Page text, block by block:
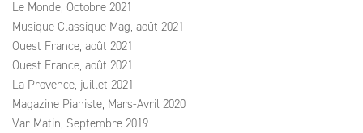
Le Monde, Octobre 2021
Musique Classique Mag, août 2021
Ouest France, août 2021
Ouest France, août 2021
La Provence, juillet 2021
Magazine Pianiste, Mars-Avril 2020
Var Matin, Septembre 2019